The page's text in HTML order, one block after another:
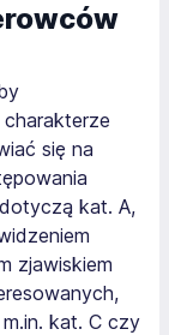
się na
kat. A,
zjawiskiem
kat. C czy